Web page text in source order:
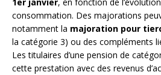
consommation. Des majorations
notamment la majoration pour
la catégorie 3) ou des compléments
Les titulaires d’une pension de
cette prestation avec des revenus